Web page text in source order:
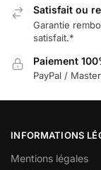
Satisfait ou
Garantie
satisfait.*
Paiement
PayPal /
INFORMATIONS
Mentions légales